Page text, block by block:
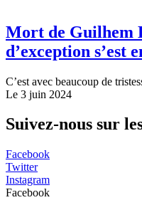
Mort de Guilhem
d’exception s’est
C’est avec beaucoup de
Le 3 juin 2024
Suivez-nous sur
Facebook
Twitter
Instagram
Facebook